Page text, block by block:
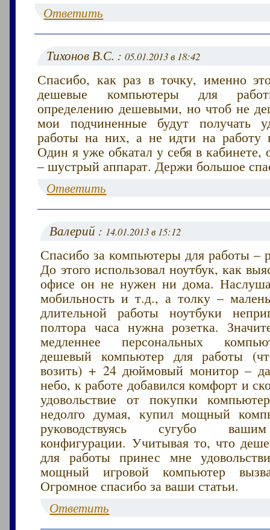
Ответить
Тихонов В.С. :05.01.2013 в 18:42
Спасибо, как раз в точку, именно
дешевые компьютеры для
определению дешевыми, но чтоб не
мои подчиненные будут получать
работы на них, а не идти на работу
Один я уже обкатал у себя в кабинете,
– шустрый аппарат. Держи большое
Ответить
Валерий : 14.01.2013 в 15:12
Спасибо за компьютеры для работы –
До этого использовал ноутбук, как
офисе он не нужен ни дома.
мобильность и т.д., а толку –
длительной работы ноутбуки
полтора часа нужна розетка.
медленнее персональных
дешевый компьютер для работы
возить) + 24 дюймовый монитор –
небо, к работе добавился комфорт и
удовольствие от покупки
недолго думая, купил мощный
руководствуясь сугубо
конфигурации. Учитывая то, что
для работы принес мне
мощный игровой компьютер
Огромное спасибо за ваши статьи.
Ответить